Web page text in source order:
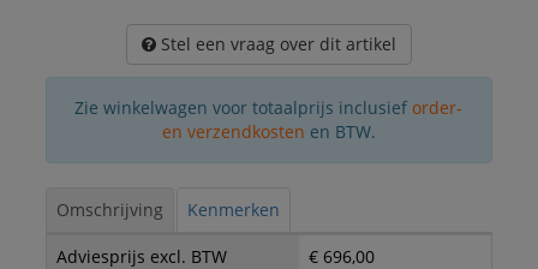
Stel een vraag over dit artikel
Zie winkelwagen voor totaalprijs inclusief order-
en verzendkosten en BTW.
Omschrijving Kenmerken
Adviesprijs excl. BTW
€ 696,00